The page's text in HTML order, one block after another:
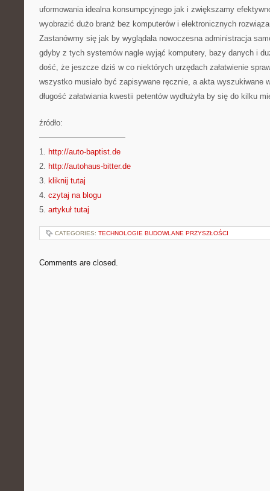
uformowania idealna konsumpcyjnego jak i zwiększamy
wyobrazić dużo branż bez komputerów i elektronicznych
Zastanówmy się jak by wyglądała nowoczesna administracja
gdyby z tych systemów nagle wyjąć komputery, bazy danych i
dość, że jeszcze dziś w co niektórych urzędach załatwienie
wszystko musiało być zapisywane ręcznie, a akta wyszukiwane
długość załatwiania kwestii petentów wydłużyła by się do kilku
źródło:
———————————
1. http://auto-baptist.de
2. http://autohaus-bitter.de
3. kliknij tutaj
4. czytaj na blogu
5. artykuł tutaj
CATEGORIES: TECHNOLOGIE BUDOWLANE PRZYSZŁOŚCI
Comments are closed.